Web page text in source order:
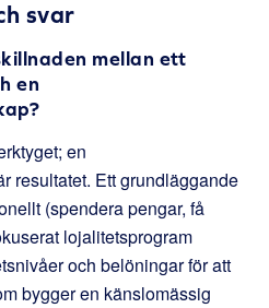
svar
mellan ett
en
en
resultatet. Ett grundläggande
(spendera pengar, få
lojalitetsprogram
och belöningar för att
bygger en känslomässig